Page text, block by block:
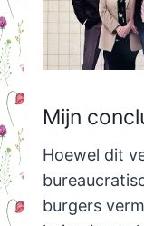
Mijn
Hoewel dit
burgers